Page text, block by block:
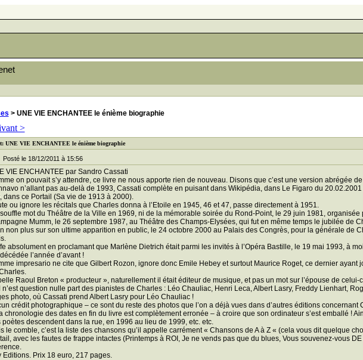
> UNE VIE ENCHANTEE le énième biographie
>
UNE VIE ENCHANTEE le énième biographie
le 18/12/2011 à 15:56
VIE ENCHANTEE par Sandro Cassati
on pouvait s’y attendre, ce livre ne nous apporte rien de nouveau. Disons que c’est une version abrégée
n’allant pas au-delà de 1993, Cassati complète en puisant dans Wikipédia, dans Le Figaro du
dans ce Portail (Sa vie de 1913 à 2000).
ou ignore les récitals que Charles donna à l’Etoile en 1945, 46 et 47, passe directement à 1951.
mot du Théâtre de la Ville en 1969, ni de la mémorable soirée du Rond-Point, le 29 juin 1981,
Mumm, le 26 septembre 1987, au Théâtre des Champs-Elysées, qui fut en même temps le jubilée de
non plus sur son ultime apparition en public, le 24 octobre 2000 au Palais des Congrès, pour la générale de
absolument en proclamant que Marlène Dietrich était parmi les invités à l’Opéra Bastille, le 19 mai 1993, à
l’année d’avant !
impresario ne cite que Gilbert Rozon, ignore donc Emile Hebey et surtout Maurice Roget, ce dernier
Raoul Breton « producteur », naturellement il était éditeur de musique, et pas un mot sur l’épouse de celui-
n’est question nulle part des pianistes de Charles : Léo Chauliac, Henri Leca, Albert Lasry, Freddy Lienhart,
photo, où Cassati prend Albert Lasry pour Léo Chauliac !
crédit photographique – ce sont du reste des photos que l’on a déjà vues dans d’autres éditions concernant
chronologie des dates en fin du livre est complètement erronée – à croire que son ordinateur s’est emballé !
poètes descendent dans la rue, en 1996 au lieu de 1999, etc. etc.
le comble, c’est la liste des chansons qu’il appelle carrément « Chansons de A à Z « (cela vous dit quelque
avec les fautes de frappe intactes (Printemps à ROI, Je ne vends pas que du blues, Vous souvenez-vous
Editions. Prix 18 euro, 217 pages.